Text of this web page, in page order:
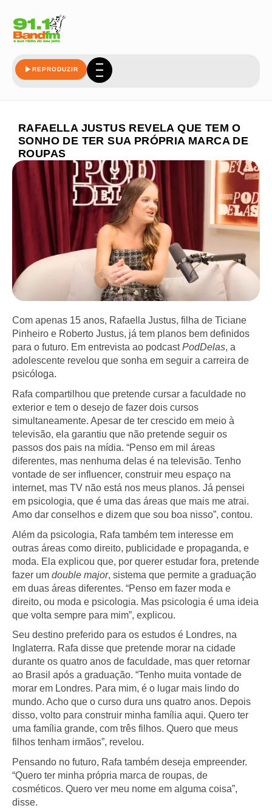
REPRODUZIR
RAFAELLA JUSTUS REVELA QUE TEM O
SONHO DE TER SUA PRÓPRIA MARCA DE
ROUPAS
Com apenas 15 anos, Rafaella Justus, filha de Ticiane
Pinheiro e Roberto Justus, já tem planos bem definidos
para o futuro. Em entrevista ao podcastPodDelas, a
adolescente revelou que sonha em seguir a carreira de
psicóloga.
Rafa compartilhou que pretende cursar a faculdade no
exterior e tem o desejo de fazer dois cursos
simultaneamente. Apesar de ter crescido em meio à
televisão, ela garantiu que não pretende seguir os
passos dos pais na mídia. “Penso em mil áreas
diferentes, mas nenhuma delas é na televisão. Tenho
vontade de ser influencer, construir meu espaço na
internet, mas TV não está nos meus planos. Já pensei
em psicologia, que é uma das áreas que mais me atrai.
Amo dar conselhos e dizem que sou boa nisso”, contou.
Além da psicologia, Rafa também tem interesse em
outras áreas como direito, publicidade e propaganda, e
moda. Ela explicou que, por querer estudar fora, pretende
fazer um double major, sistema que permite a graduação
em duas áreas diferentes. “Penso em fazer moda e
direito, ou moda e psicologia. Mas psicologia é uma ideia
que volta sempre para mim”, explicou.
Seu destino preferido para os estudos é Londres, na
Inglaterra. Rafa disse que pretende morar na cidade
durante os quatro anos de faculdade, mas quer retornar
ao Brasil após a graduação. “Tenho muita vontade de
morar em Londres. Para mim, é o lugar mais lindo do
mundo. Acho que o curso dura uns quatro anos. Depois
disso, volto para construir minha família aqui. Quero ter
uma família grande, com três filhos. Quero que meus
filhos tenham irmãos”, revelou.
Pensando no futuro, Rafa também deseja empreender.
“Quero ter minha própria marca de roupas, de
cosméticos. Quero ver meu nome em alguma coisa”,
disse.